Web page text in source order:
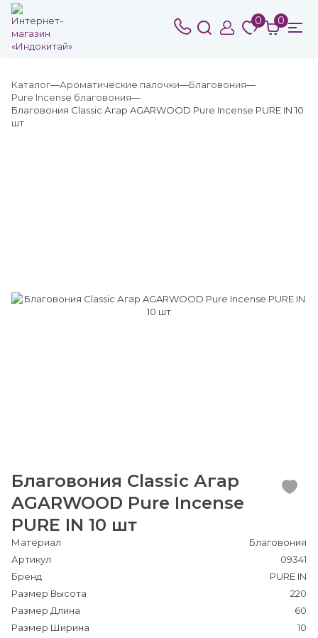
0 0
Каталог Ароматические палочки
Благовония
Pure Incense благовония
Благовония Classic Агар AGARWOOD Pure Incense PURE IN 10
шт
Благовония Classic Агар
AGARWOOD Pure Incense
PURE IN 10 шт
Материал
Благовония
Артикул
09341
Бренд
PURE IN
Размер Высота
220
Размер Длина
60
Размер Ширина
10